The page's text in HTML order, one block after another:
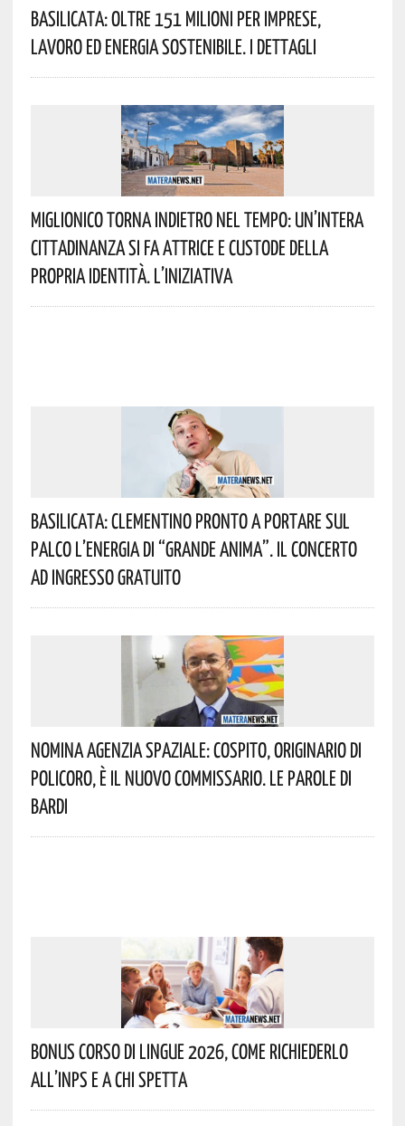
Basilicata: Oltre 151 Milioni Per Imprese,
Lavoro Ed Energia Sostenibile. I Dettagli
Miglionico Torna Indietro Nel Tempo: Un’intera
Cittadinanza Si Fa Attrice E Custode Della
Propria Identità. L’iniziativa
Basilicata: Clementino Pronto A Portare Sul
Palco L’energia Di “Grande Anima”. Il Concerto
Ad Ingresso Gratuito
Nomina Agenzia Spaziale: Cospito, Originario Di
Policoro, È Il Nuovo Commissario. Le Parole Di
Bardi
Bonus Corso Di Lingue 2026, Come Richiederlo
All’INPS E A Chi Spetta